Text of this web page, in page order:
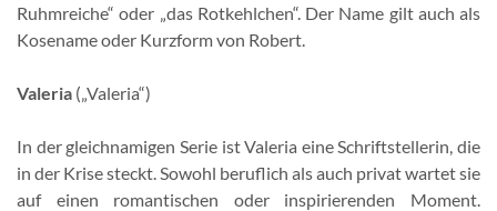
Ruhmreiche“ oder „das Rotkehlchen“. Der Name gilt auch als
Kosename oder Kurzform von Robert.
Valeria („Valeria“)
In der gleichnamigen Serie ist Valeria eine Schriftstellerin, die
in der Krise steckt. Sowohl beruflich als auch privat wartet sie
auf einen romantischen oder inspirierenden Moment.